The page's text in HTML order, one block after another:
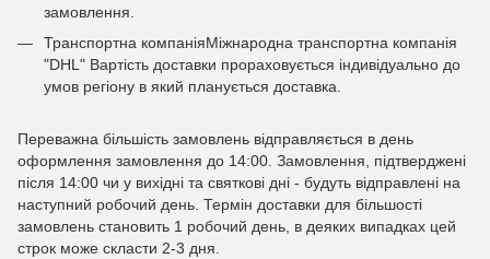
замовлення.
Транспортна компаніяМіжнародна транспортна компанія
"DHL" Вартість доставки прораховується індивідуально до
умов регіону в який планується доставка.
Переважна більшість замовлень відправляється в день
оформлення замовлення до 14:00. Замовлення, підтверджені
після 14:00 чи у вихідні та святкові дні - будуть відправлені на
наступний робочий день. Термін доставки для більшості
замовлень становить 1 робочий день, в деяких випадках цей
строк може скласти 2-3 дня.